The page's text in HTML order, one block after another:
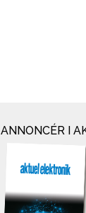
ANNONCÉR I